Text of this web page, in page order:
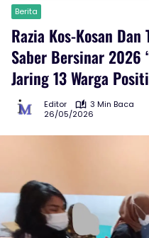
Berita
Razia Kos-Kosan
Saber Bersinar 2026
Jaring 13 Warga
Editor
3 Min Baca
26/05/2026